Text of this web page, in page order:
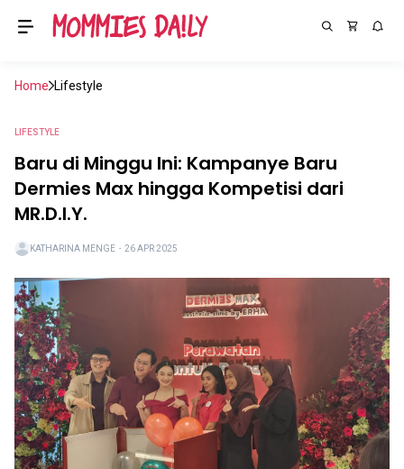
Home Lifestyle
LIFESTYLE
Baru di Minggu Ini: Kampanye Baru
Dermies Max hingga Kompetisi dari
MR.D.I.Y.
KATHARINA MENGE ・ 26 APR 2025